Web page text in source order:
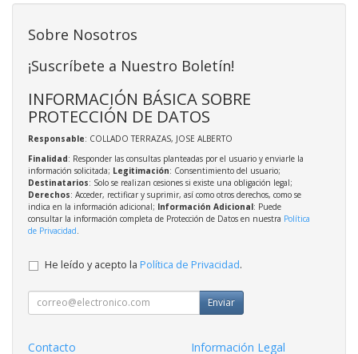
Sobre Nosotros
¡Suscríbete a Nuestro Boletín!
INFORMACIÓN BÁSICA SOBRE
PROTECCIÓN DE DATOS
Responsable: COLLADO TERRAZAS, JOSE ALBERTO
Finalidad: Responder las consultas planteadas por el usuario y enviarle la
información solicitada; Legitimación: Consentimiento del usuario;
Destinatarios: Solo se realizan cesiones si existe una obligación legal;
Derechos: Acceder, rectificar y suprimir, así como otros derechos, como se
indica en la información adicional; Información Adicional: Puede
consultar la información completa de Protección de Datos en nuestra Política
de Privacidad
He leído y acepto la Política de Privacidad.
Enviar
Contacto Información Legal